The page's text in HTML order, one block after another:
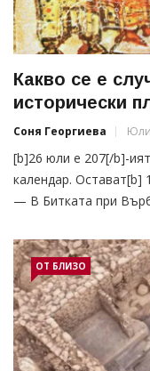
Какво се е
исторически
Соня Георгиева
[b]26 юли е 207[/b]-
календар. Остават[b]
— В Битката при
ОТ БЛИЗО